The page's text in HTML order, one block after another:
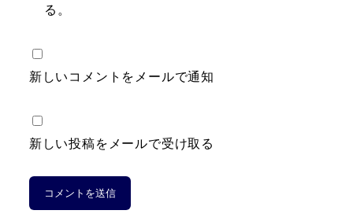
る。
新しいコメントをメールで通知
新しい投稿をメールで受け取る